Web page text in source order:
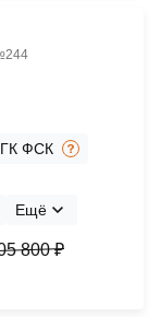
ГК ФСК
Ещё
800 ₽